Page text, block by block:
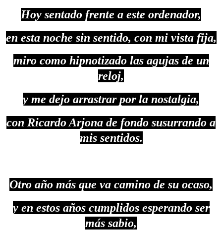
Hoy sentado frente a este ordenador,
en esta noche sin sentido, con mi vista fija,
miro como hipnotizado las agujas de un
reloj,
y me dejo arrastrar por la nostalgia,
con Ricardo Arjona de fondo susurrando a
mis sentidos.
Otro año más que va camino de su ocaso,
y en estos años cumplidos esperando ser
más sabio,